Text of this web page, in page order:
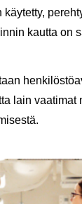
kaut­ta on
lain